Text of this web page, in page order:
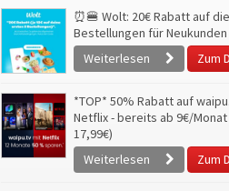
⏰🍔 Wolt: 20€ Rabatt auf
Bestellungen für
Weiterlesen
Zum
*TOP* 50% Rabatt auf
Netflix - bereits ab 9€/
17,99€)
Weiterlesen
Zum